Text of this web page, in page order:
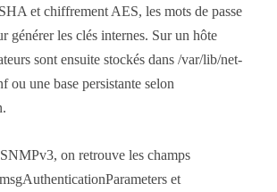
et chiffrement AES, les mots de passe
générer les clés internes. Sur un hôte
sont ensuite stockés dans /var/lib/net-
ou une base persistante selon
on retrouve les champs
et